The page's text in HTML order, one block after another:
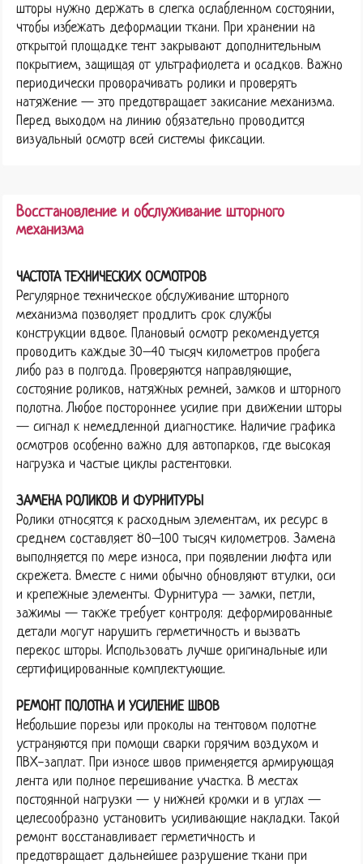
шторы нужно держать в слегка ослабленном состоянии,
чтобы избежать деформации ткани. При хранении на
открытой площадке тент закрывают дополнительным
покрытием, защищая от ультрафиолета и осадков. Важно
периодически проворачивать ролики и проверять
натяжение — это предотвращает закисание механизма.
Перед выходом на линию обязательно проводится
визуальный осмотр всей системы фиксации.
Восстановление и обслуживание шторного
механизма
ЧАСТОТА ТЕХНИЧЕСКИХ ОСМОТРОВ
Регулярное техническое обслуживание шторного
механизма позволяет продлить срок службы
конструкции вдвое. Плановый осмотр рекомендуется
проводить каждые 30–40 тысяч километров пробега
либо раз в полгода. Проверяются направляющие,
состояние роликов, натяжных ремней, замков и шторного
полотна. Любое постороннее усилие при движении шторы
— сигнал к немедленной диагностике. Наличие графика
осмотров особенно важно для автопарков, где высокая
нагрузка и частые циклы растентовки.
ЗАМЕНА РОЛИКОВ И ФУРНИТУРЫ
Ролики относятся к расходным элементам, их ресурс в
среднем составляет 80–100 тысяч километров. Замена
выполняется по мере износа, при появлении люфта или
скрежета. Вместе с ними обычно обновляют втулки, оси
и крепежные элементы. Фурнитура — замки, петли,
зажимы — также требует контроля: деформированные
детали могут нарушить герметичность и вызвать
перекос шторы. Использовать лучше оригинальные или
сертифицированные комплектующие.
РЕМОНТ ПОЛОТНА И УСИЛЕНИЕ ШВОВ
Небольшие порезы или проколы на тентовом полотне
устраняются при помощи сварки горячим воздухом и
ПВХ-заплат. При износе швов применяется армирующая
лента или полное перешивание участка. В местах
постоянной нагрузки — у нижней кромки и в углах —
целесообразно установить усиливающие накладки. Такой
ремонт восстанавливает герметичность и
предотвращает дальнейшее разрушение ткани при